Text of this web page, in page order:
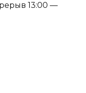
13:00 —